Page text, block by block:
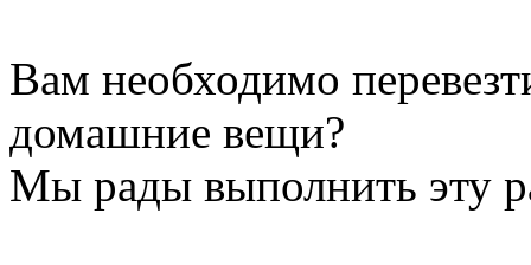
Вам необходимо
домашние вещи?
Мы рады выполнить эту